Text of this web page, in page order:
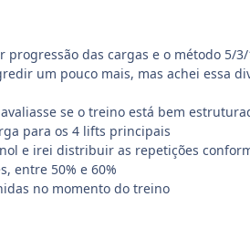
progressão das cargas e o método 5/
um pouco mais, mas achei essa
se o treino está bem
para os 4 lifts principais
e irei distribuir as repetições
entre 50% e 60%
no momento do treino